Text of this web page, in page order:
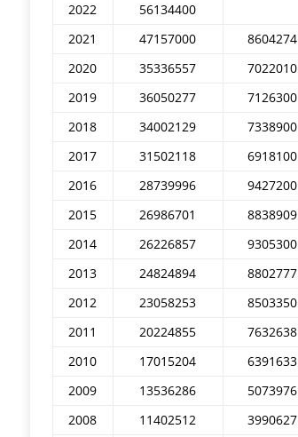
2022
56134400
2021
47157000 8604274
2020
35336557 7022010
2019
36050277 7126300
2018
34002129 7338900
2017
31502118 6918100
2016
28739996 9427200
2015
26986701 8838909
2014
26226857 9305300
2013
24824894 8802777
2012
23058253 8503350
2011
20224855 7632638
2010
17015204 6391633
2009
13536286 5073976
2008
11402512 3990627